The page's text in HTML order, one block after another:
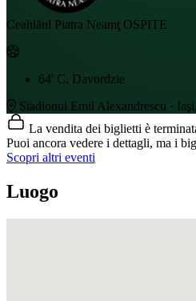
Ceahlăul Piatra Neamţ OSPITE
64' C. Davordzie
Stadionul Emil Alexandrescu ·
La vendita dei biglietti è
Puoi ancora vedere i dettagli, ma i
Scopri altri eventi
Luogo